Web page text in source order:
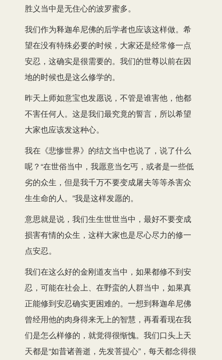
胜义当中是无住心的波罗蜜多。
我们作为释迦牟尼佛的后学者也应该这样做。希
望在没有特殊必要的时候，大家还是经常修一点
安忍，这确实是很需要的。我们的世尊以前在因
地的时候也是这么修学的。
昨天上师如意宝也发愿说，不管是谁害他，他都
不害任何人。这是我们最究竟的誓言，所以希望
大家也应该发这种心。
我在《悲惨世界》的结文当中也说了，说了什么
呢？“在世俗当中，我愿意当乞丐，或者是一些低
劣的众生，但是我千万不要变成屠夫等等杀害众
生生命的人。”我是这样发愿的。
意思就是说，我们生生世世当中，最好不要变成
损害有情的众生，这样大家也是尽心尽力的修一
点安忍。
我们在这么好的金刚道友当中，如果都修不到安
忍，可能在社会上、在野蛮的人群当中，如果真
正能修到安忍确实更困难的。一想到释迦牟尼佛
曾经用他的肉身得来无上的智慧，再看看现在我
们是怎么样修的，就觉得很惭愧。我们口头上天
天都是“如昔诸善逝，先发菩提心”，每天都念得很